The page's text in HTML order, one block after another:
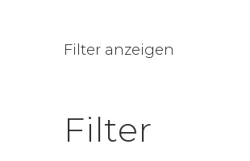
Filter anzeigen
Filter